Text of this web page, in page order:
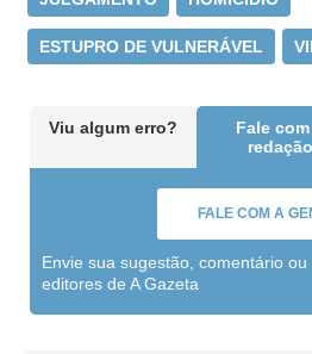
ESTUPRO DE VULNERÁVEL
Viu algum erro?
Fale
redação
FALE COM A
Envie sua sugestão, comentário
editores de A Gazeta